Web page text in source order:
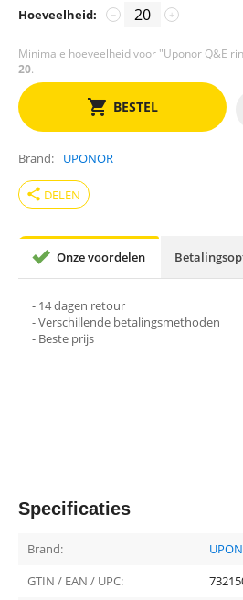
Hoeveelheid: +
−
Minimale hoeveelheid voor "Uponor Q&E
20.
BESTEL
Brand UPONOR
share DELEN
Onze voordelen
- 14 dagen retour
- Verschillende betalingsmethoden
- Beste prijs
Specificaties
Brand:
GTIN / EAN / UPC: